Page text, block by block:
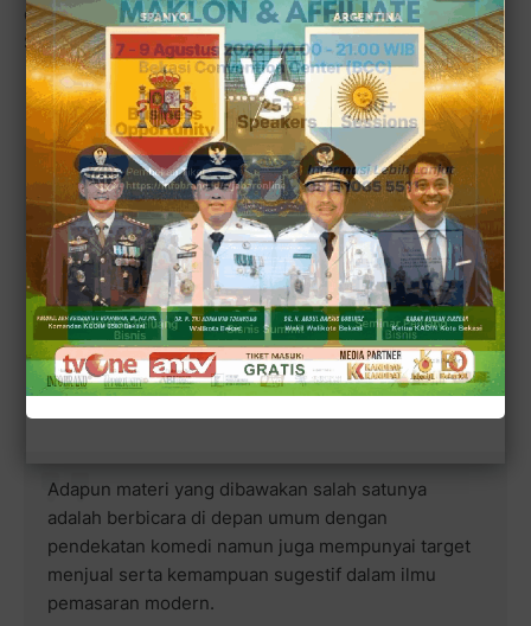
di Dapoer Bang Miing, Grand Galaxy City, Kamis petang, 7
September 2023.
Baca juga:Ini Dia 6 Orang Kandidat Calon Bupati
Bogor Yang Berpotensi Menang di Pilkda 2024
Adapun materi yang dibawakan salah satunya
adalah berbicara di depan umum dengan
pendekatan komedi namun juga mempunyai target
menjual serta kemampuan sugestif dalam ilmu
pemasaran modern.